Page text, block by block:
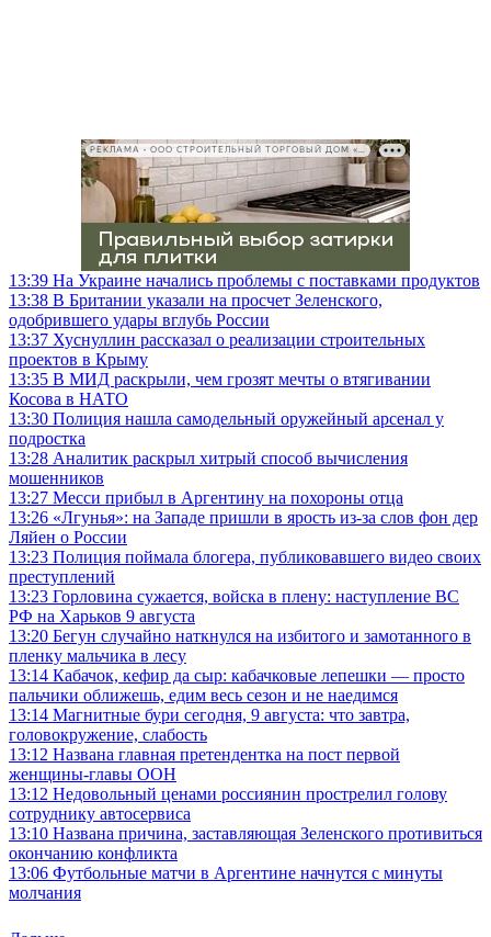
РЕКЛАМА • ООО СТРОИТЕЛЬНЫЙ ТОРГОВЫЙ ДОМ «ПЕТРОВИЧ», ИНН 7802348846
13:39 На Украине начались проблемы с поставками продуктов
13:38 В Британии указали на просчет Зеленского,
одобрившего удары вглубь России
13:37 Хуснуллин рассказал о реализации строительных
проектов в Крыму
13:35 В МИД раскрыли, чем грозят мечты о втягивании
Косова в НАТО
13:30 Полиция нашла самодельный оружейный арсенал у
подростка
13:28 Аналитик раскрыл хитрый способ вычисления
мошенников
13:27 Месси прибыл в Аргентину на похороны отца
13:26 «Лгунья»: на Западе пришли в ярость из-за слов фон дер
Ляйен о России
13:23 Полиция поймала блогера, публиковавшего видео своих
преступлений
13:23 Горловина сужается, войска в плену: наступление ВС
РФ на Харьков 9 августа
13:20 Бегун случайно наткнулся на избитого и замотанного в
пленку мальчика в лесу
13:14 Кабачок, кефир да сыр: кабачковые лепешки — просто
пальчики оближешь, едим весь сезон и не наедимся
13:14 Магнитные бури сегодня, 9 августа: что завтра,
головокружение, слабость
13:12 Названа главная претендентка на пост первой
женщины-главы ООН
13:12 Недовольный ценами россиянин прострелил голову
сотруднику автосервиса
13:10 Названа причина, заставляющая Зеленского противиться
окончанию конфликта
13:06 Футбольные матчи в Аргентине начнутся с минуты
молчания